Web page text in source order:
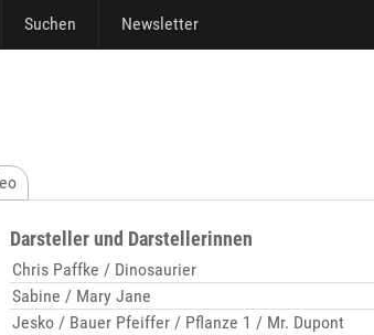
Suchen Newsletter
Darsteller und Darstellerinnen
Chris Paffke / Dinosaurier
Sabine / Mary Jane
Jesko / Bauer Pfeiffer / Pflanze 1 / Mr. Dupont